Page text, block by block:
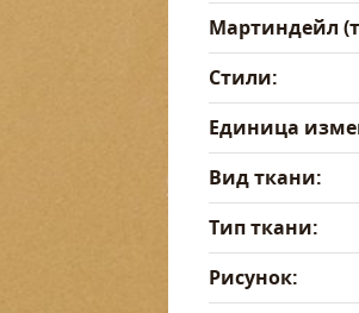
Мартиндейл
Стили:
Единица
Вид ткани:
Тип ткани:
Рисунок: